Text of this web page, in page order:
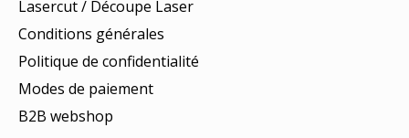
Lasercut / Découpe Laser
Conditions générales
Politique de confidentialité
Modes de paiement
B2B webshop